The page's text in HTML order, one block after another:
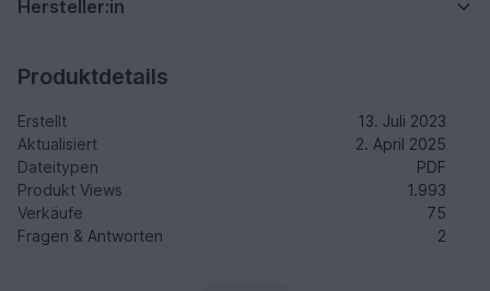
Hersteller:in
Produktdetails
Erstellt
13. Juli 2023
Aktualisiert
2. April 2025
Dateitypen
PDF
Produkt Views
1.993
Verkäufe
75
Fragen & Antworten
2